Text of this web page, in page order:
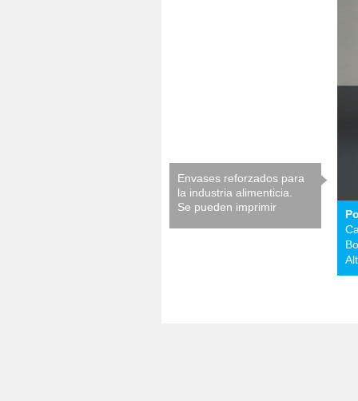
Envases reforzados para
la industria alimenticia.
Se pueden imprimir